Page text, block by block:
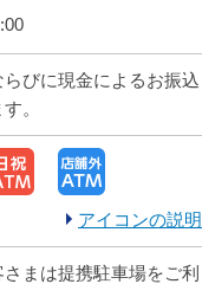
びに現金によるお振込
。
アイコンの説明
まは提携駐車場をご利